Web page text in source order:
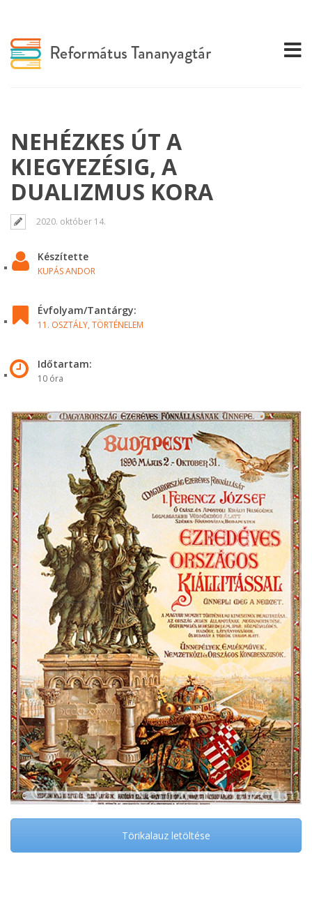
NEHÉZKES ÚT A
KIEGYEZÉSIG, A
DUALIZMUS KORA
2020. október 14.
Készítette
KUPÁS ANDOR
Évfolyam/Tantárgy:
11. OSZTÁLY, TÖRTÉNELEM
Időtartam:
10 óra
Törikalauz letöltése